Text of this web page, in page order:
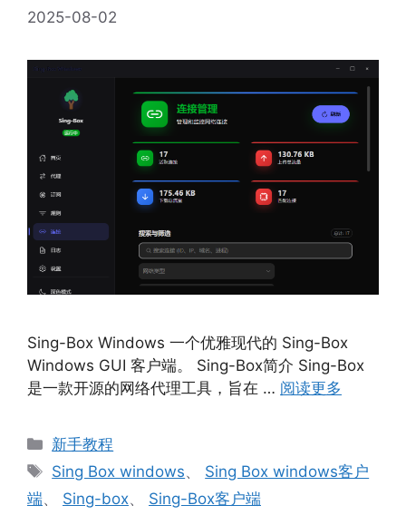
2025-08-02
Sing-Box Windows 一个优雅现代的 Sing-Box
Windows GUI 客户端。 Sing-Box简介 Sing-Box
是一款开源的网络代理工具，旨在 … 阅读更多
分
类
新手教程
标
签
Sing Box windows、 Sing Box windows客户
端、 Sing-box、 Sing-Box客户端